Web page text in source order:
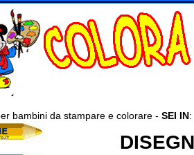
bambini da stampare e colorare - SEI IN: